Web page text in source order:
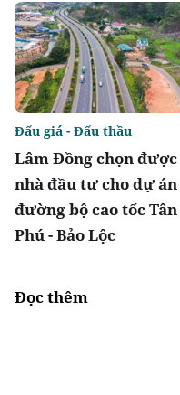
Lâm Đồng chọn được
nhà đầu tư cho dự án
đường bộ cao tốc Tân
Phú - Bảo Lộc
Đấu giá - Đấu thầu
Đọc thêm